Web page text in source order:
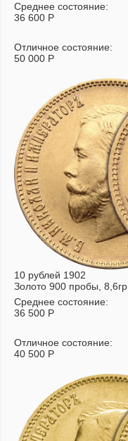
Среднее состояние:
36 600 Р
Отличное состояние:
50 000 Р
10 рублей 1902
Золото 900 пробы, 8,6гр.
Среднее состояние:
36 500 Р
Отличное состояние:
40 500 Р